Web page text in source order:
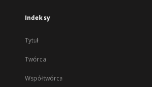
Indeksy
Tytuł
Twórca
Współtwórca